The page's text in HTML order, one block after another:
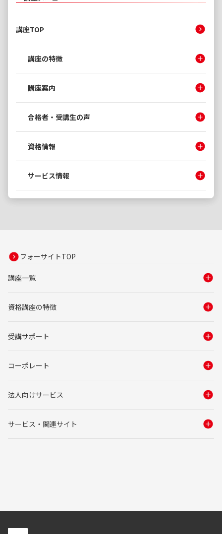
講座TOP
講座の特徴
講座案内
合格者・受講生の声
資格情報
サービス情報
フォーサイトTOP
講座一覧
資格講座の特徴
受講サポート
コーポレート
法人向けサービス
サービス・関連サイト